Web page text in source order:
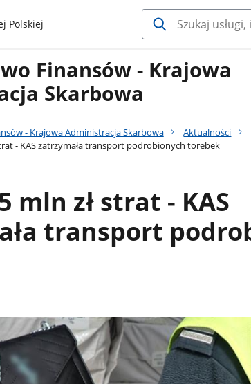
Polskiej
Finansów - Krajowa
Skarbowa
- Krajowa Administracja Skarbowa Aktualności
- KAS zatrzymała transport podrobionych torebek
mln zł strat - KAS
transport